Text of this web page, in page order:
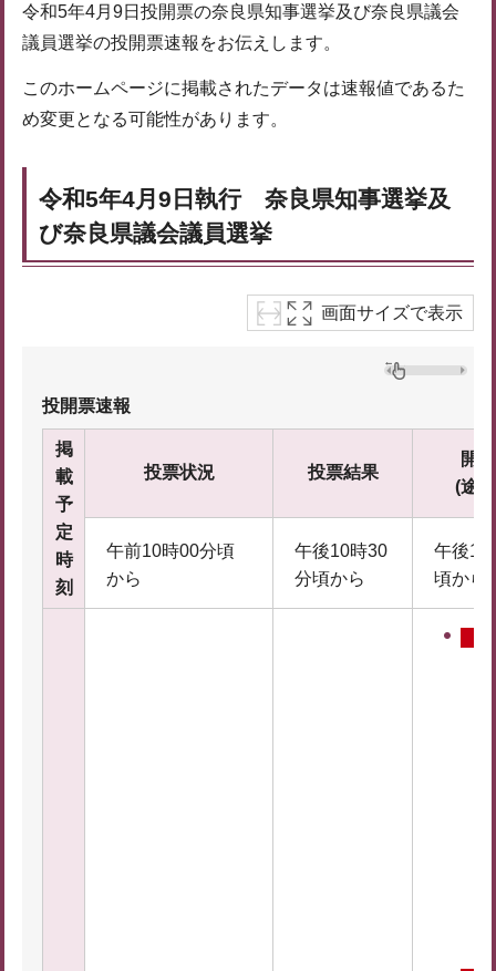
令和5年4月9日投開票の奈良県知事選挙及び奈良県議会
議員選挙の投開票速報をお伝えします。
このホームページに掲載されたデータは速報値であるた
め変更となる可能性があります。
令和5年4月9日執行 奈良県知事選挙及
び奈良県議会議員選挙
画面サイズで表示
投開票速報
掲
載
予
定
時
刻
投票状況 投票結果
開
(途
午前10時00分頃
から
午後10時30
分頃から
午後11
頃から